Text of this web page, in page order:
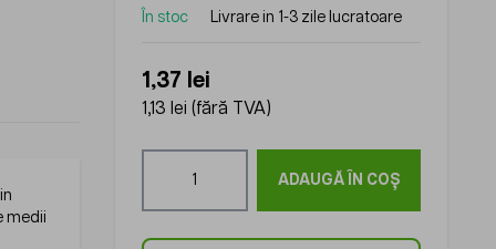
medii
În stoc Livrare in 1-3 zile lucratoare
1,37 lei
1,13 lei (fără TVA)
ADAUGĂ ÎN COȘ